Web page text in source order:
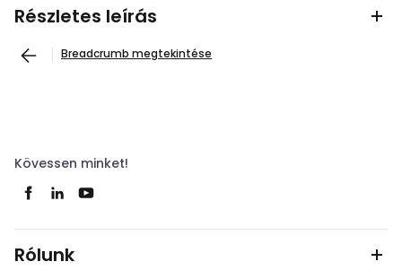
Részletes leírás
Breadcrumb megtekintése
Kövessen minket!
Rólunk